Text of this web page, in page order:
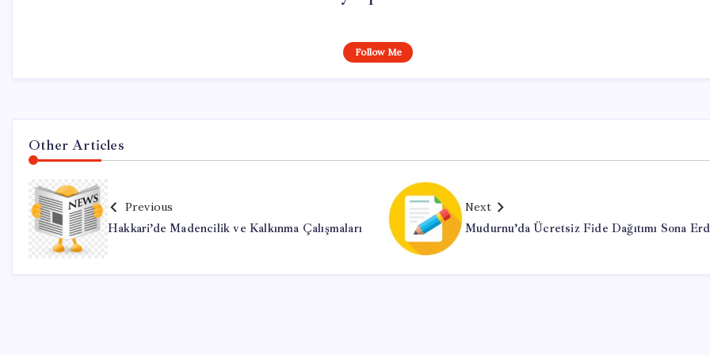
Follow Me
Other Articles
Previous
Hakkari’de Madencilik ve Kalkınma Çalışmaları
Next
Mudurnu’da Ücretsiz Fide Dağıtımı Sona